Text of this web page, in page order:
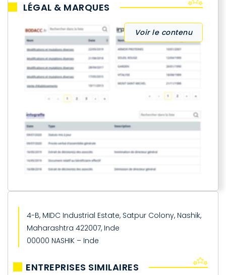
LÉGAL & MARQUES
Voir le contenu
4-B, MIDC Industrial Estate, Satpur Colony, Nashik,
Maharashtra 422007, Inde
00000 NASHIK – Inde
ENTREPRISES SIMILAIRES